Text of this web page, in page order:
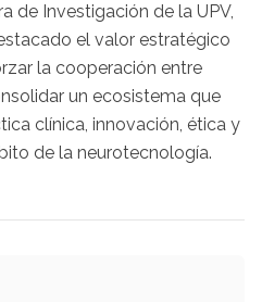
de Investigación de la UPV,
el valor estratégico
la cooperación entre
un ecosistema que
clínica, innovación, ética y
de la neurotecnología.